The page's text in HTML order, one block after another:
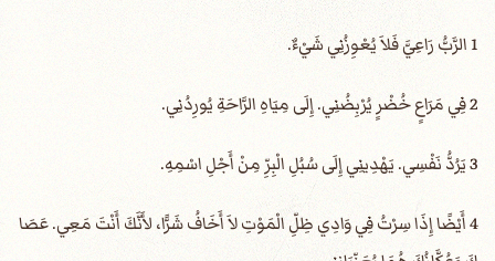
1 الرَّبُّ رَاعِيَّ فَلاَ يُعْوِزُنِي شَيْءٌ.
2 فِي مَرَاعٍ خُضْرٍ يُرْبِضُنِي. إِلَى مِيَاهِ الرَّاحَةِ يُورِدُنِي.
3 يَرُدُّ نَفْسِي. يَهْدِينِي إِلَى سُبُلِ الْبِرِّ مِنْ أَجْلِ اسْمِهِ.
4 أَيْضًا إِذَا سِرْتُ فِي وَادِي ظِلِّ الْمَوْتِ لاَ أَخَافُ شَرًّا، لأَنَّكَ أَنْتَ مَعِي. عَصَا